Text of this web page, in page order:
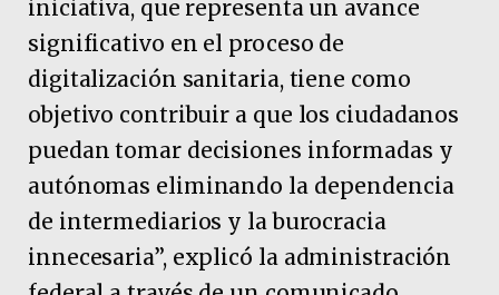
iniciativa, que representa un avance
significativo en el proceso de
digitalización sanitaria, tiene como
objetivo contribuir a que los ciudadanos
puedan tomar decisiones informadas y
autónomas eliminando la dependencia
de intermediarios y la burocracia
innecesaria”, explicó la administración